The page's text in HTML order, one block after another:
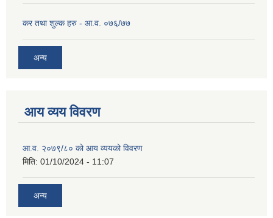
कर तथा शुल्क हरु - आ.व. ०७६/७७
अन्य
आय व्यय विवरण
आ.व. २०७९/८० को आय व्ययको विवरण
मिति: 01/10/2024 - 11:07
अन्य